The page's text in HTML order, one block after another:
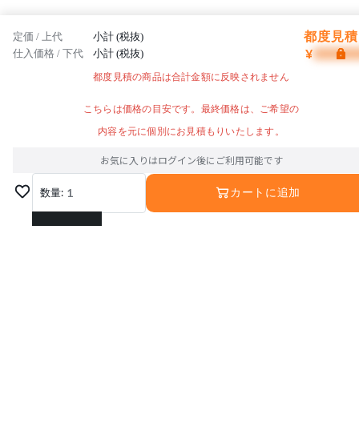
定価 / 上代 小計 (税抜) 都度見
仕入価格 / 下代 小計 (税抜) ¥
都度見積の商品は合計金額に反映されません
こちらは価格の目安です。最終価格は、ご希望の
内容を元に個別にお見積もりいたします。
お気に入りはログイン後にご利用可能です
数量: 1
1
カートに追加